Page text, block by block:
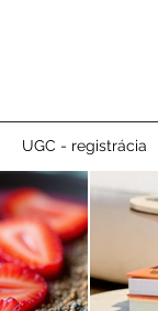
UGC - registrácia